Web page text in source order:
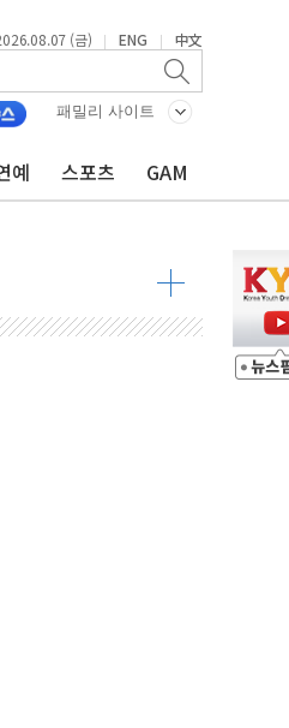
(금) | ENG | 中文
패밀리 사이트
예 스포츠 GAM
작전"
구체화
디스크↓
뚜렷
화 전략